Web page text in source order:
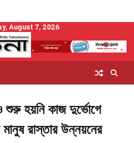
August 7, 2026
শুরু হয়নি কাজ দুর্ভোগে
মানুষ রাস্তার উন্নয়নের